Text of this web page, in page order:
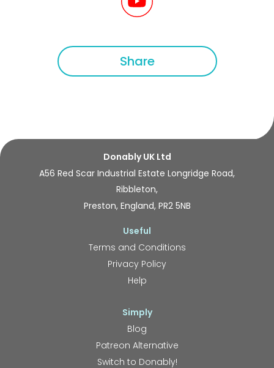
Share
Donably UK Ltd
A56 Red Scar Industrial Estate Longridge Road,
Ribbleton,
Preston, England, PR2 5NB
Useful
Terms and Conditions
Privacy Policy
Help
Simply
Blog
Patreon Alternative
Switch to Donably!